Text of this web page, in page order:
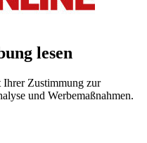
lesen
Ihrer Zustimmung zur
und Werbemaßnahmen.